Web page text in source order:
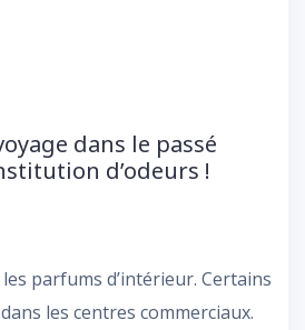
dans le passé
d’odeurs !
parfums d’intérieur. Certains
les centres commerciaux.